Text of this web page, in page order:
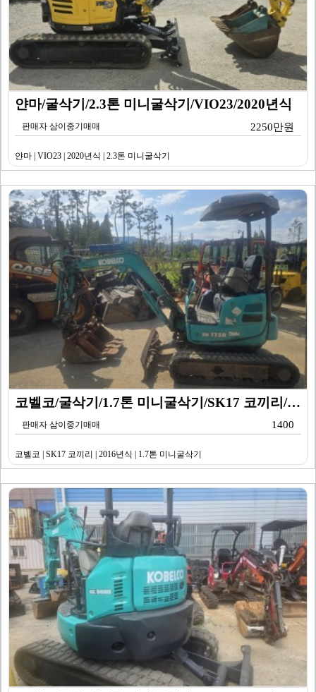
얀마/굴삭기/2.3톤 미니굴삭기/VIO23/2020년식
판매자 삼이중기매매 2250만원
얀마 | VIO23 | 2020년식 | 2.3톤 미니굴삭기
코벨코/굴삭기/1.7톤 미니굴삭기/SK17 코끼리/20…
판매자 삼이중기매매 1400
코벨코 | SK17 코끼리 | 2016년식 | 1.7톤 미니굴삭기